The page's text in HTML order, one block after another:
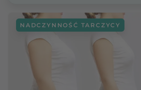
NADCZYNNOŚĆ TARCZYCY